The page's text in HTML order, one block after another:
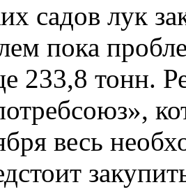
садов лук
пока
233,8 тонн.
весь